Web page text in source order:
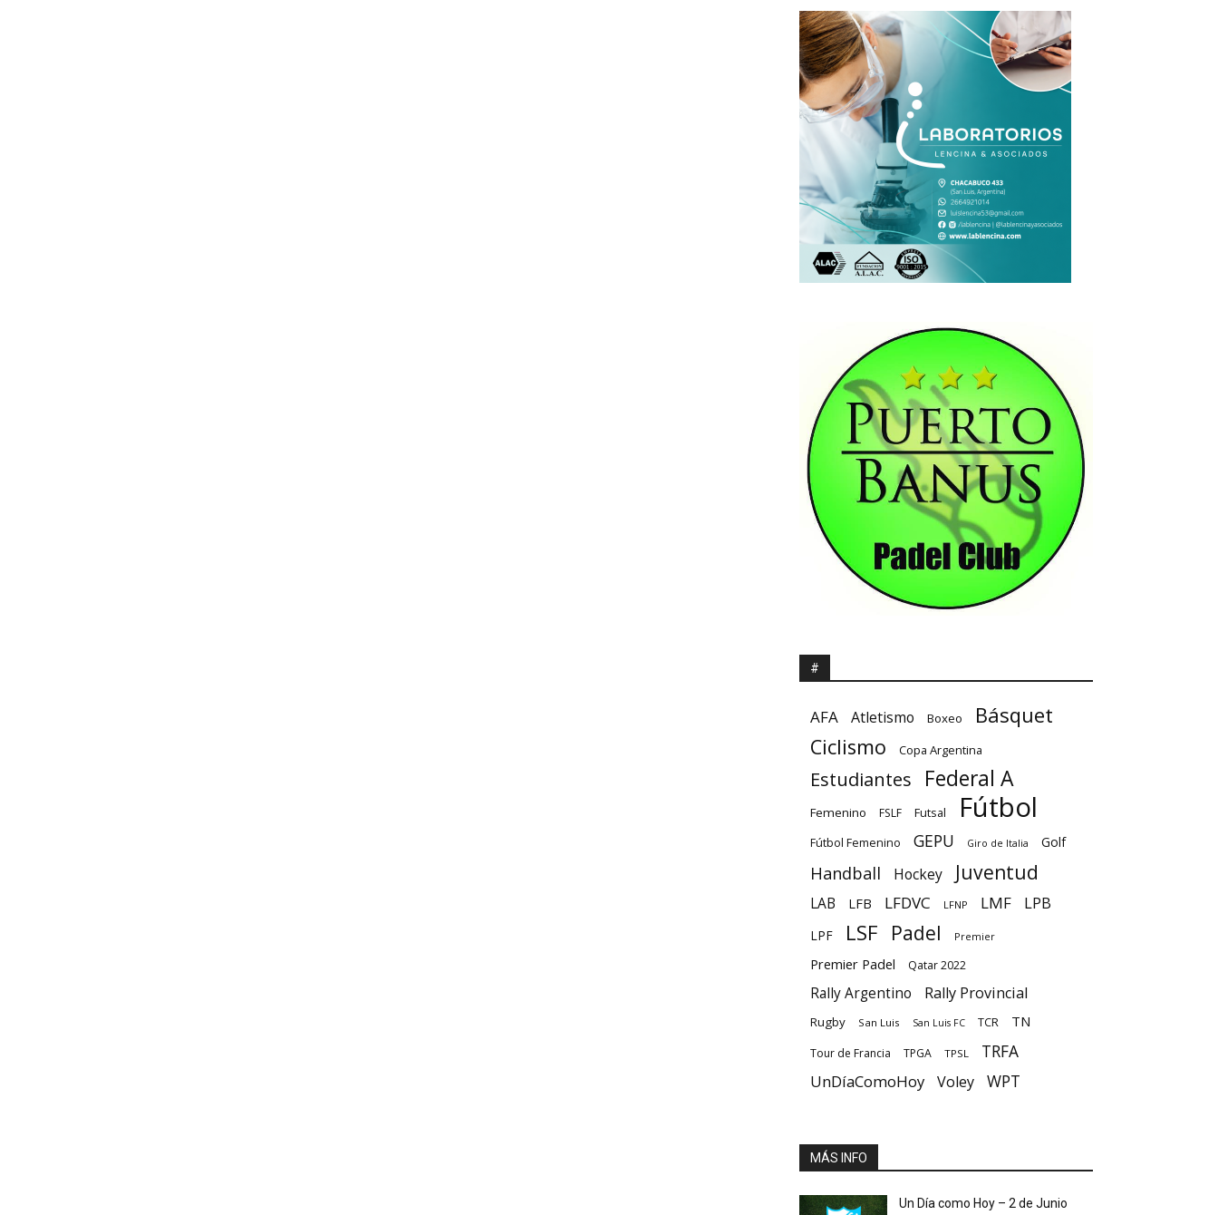
#
AFA Atletismo Boxeo Básquet
Ciclismo Copa Argentina
Estudiantes Federal A
Femenino FSLF Futsal Fútbol
Fútbol Femenino GEPU Giro de Italia Golf
Handball Hockey Juventud
LAB LFB LFDVC LFNP LMF LPB
LPF LSF Padel Premier
Premier Padel Qatar 2022
Rally Argentino Rally Provincial
Rugby San Luis San Luis FC TCR TN
Tour de Francia TPGA TPSL TRFA
UnDíaComoHoy Voley WPT
MÁS INFO
Un Día como Hoy – 2 de Junio